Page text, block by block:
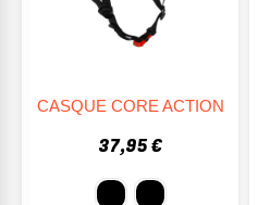
CASQUE CORE ACTION
37,95 €